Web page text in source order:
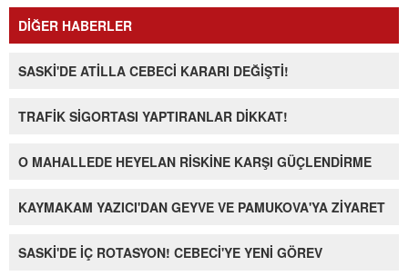
DİĞER HABERLER
SASKİ'DE ATİLLA CEBECİ KARARI DEĞİŞTİ!
TRAFİK SİGORTASI YAPTIRANLAR DİKKAT!
O MAHALLEDE HEYELAN RİSKİNE KARŞI GÜÇLENDİRME
KAYMAKAM YAZICI'DAN GEYVE VE PAMUKOVA'YA ZİYARET
SASKİ'DE İÇ ROTASYON! CEBECİ'YE YENİ GÖREV